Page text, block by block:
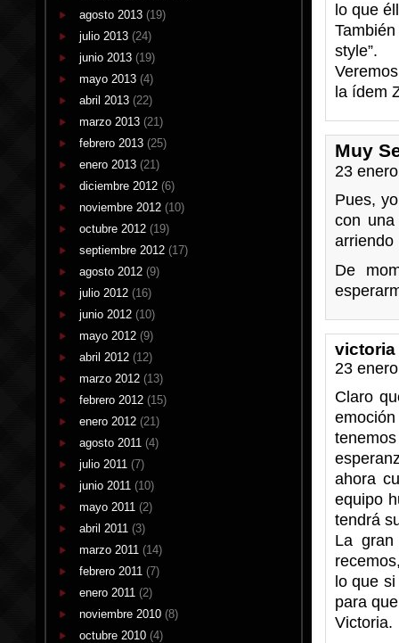
agosto 2013 (19)
julio 2013 (24)
junio 2013 (19)
mayo 2013 (4)
abril 2013 (22)
marzo 2013 (21)
febrero 2013 (25)
enero 2013 (21)
diciembre 2012 (6)
noviembre 2012 (10)
octubre 2012 (19)
septiembre 2012 (17)
agosto 2012 (9)
julio 2012 (16)
junio 2012 (10)
mayo 2012 (9)
abril 2012 (12)
marzo 2012 (13)
febrero 2012 (15)
enero 2012 (21)
agosto 2011 (4)
julio 2011 (7)
junio 2011 (10)
mayo 2011 (2)
abril 2011 (3)
marzo 2011 (14)
febrero 2011 (7)
enero 2011 (2)
noviembre 2010 (8)
octubre 2010 (4)
lo que
style”.
la ídem
Muy
23
Pues,
con
arriendo
De
victoria
23
Claro
ahora
equipo
tendrá
La
lo que
para
Victoria.